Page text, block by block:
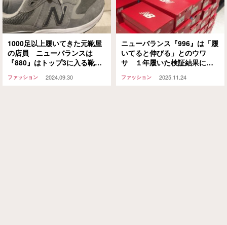
1000足以上履いてきた元靴屋
の店員 ニューバランスは
『880』はトップ3に入る靴だ
ファッション 2024.09.30
ニューバランス『996』は「履
いてると伸びる」とのウワ
サ １年履いた検証結果に
ファッション 2025.11.24